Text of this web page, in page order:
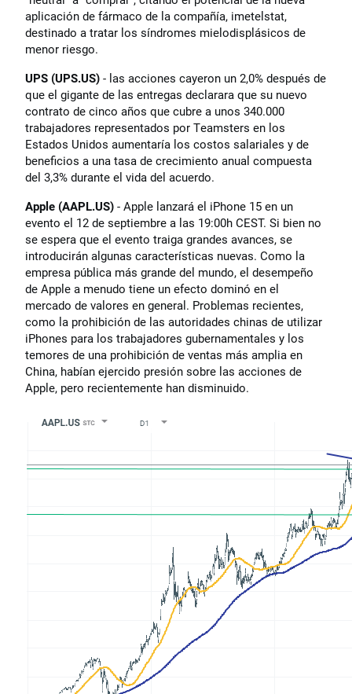
aplicación de fármaco de la compañía, imetelstat,
destinado a tratar los síndromes mielodisplásicos de
menor riesgo.
UPS (UPS.US) - las acciones cayeron un 2,0% después de
que el gigante de las entregas declarara que su nuevo
contrato de cinco años que cubre a unos 340.000
trabajadores representados por Teamsters en los
Estados Unidos aumentaría los costos salariales y de
beneficios a una tasa de crecimiento anual compuesta
del 3,3% durante el vida del acuerdo.
Apple (AAPL.US) - Apple lanzará el iPhone 15 en un
evento el 12 de septiembre a las 19:00h CEST. Si bien no
se espera que el evento traiga grandes avances, se
introducirán algunas características nuevas. Como la
empresa pública más grande del mundo, el desempeño
de Apple a menudo tiene un efecto dominó en el
mercado de valores en general. Problemas recientes,
como la prohibición de las autoridades chinas de utilizar
iPhones para los trabajadores gubernamentales y los
temores de una prohibición de ventas más amplia en
China, habían ejercido presión sobre las acciones de
Apple, pero recientemente han disminuido.